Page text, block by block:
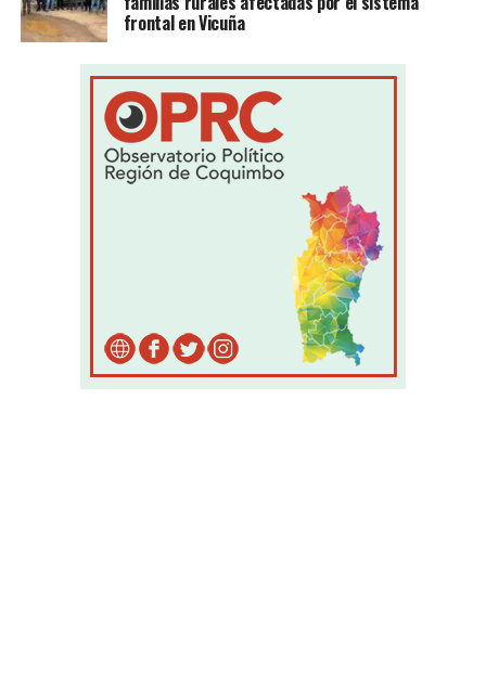
frontal en Vicuña